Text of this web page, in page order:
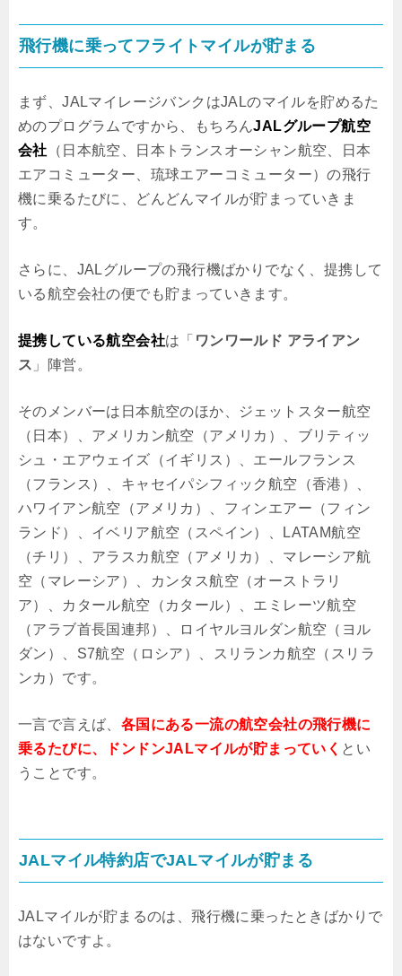
飛行機に乗ってフライトマイルが貯まる
まず、JALマイレージバンクはJALのマイルを貯めるた
めのプログラムですから、もちろんJALグループ航空
会社 （日本航空、日本トランスオーシャン航空、日本
エアコミューター、琉球エアーコミューター）の飛行
機に乗るたびに、どんどんマイルが貯まっていきま
す。
さらに、JALグループの飛行機ばかりでなく、提携して
いる航空会社の便でも貯まっていきます。
提携している航空会社は「 ワンワールド アライアン
ス 」陣営。
そのメンバーは日本航空のほか、ジェットスター航空
（日本）、アメリカン航空（アメリカ）、ブリティッ
シュ・エアウェイズ（イギリス）、エールフランス
（フランス）、キャセイパシフィック航空（香港）、
ハワイアン航空（アメリカ）、フィンエアー（フィン
ランド）、イベリア航空（スペイン）、LATAM航空
（チリ）、アラスカ航空（アメリカ）、マレーシア航
空（マレーシア）、カンタス航空（オーストラリ
ア）、カタール航空（カタール）、エミレーツ航空
（アラブ首長国連邦）、ロイヤルヨルダン航空（ヨル
ダン）、S7航空（ロシア）、スリランカ航空（スリラ
ンカ）です。
一言で言えば、 各国にある一流の航空会社の飛行機に
乗るたびに、ドンドンJALマイルが貯まっていく とい
うことです。
JALマイル特約店でJALマイルが貯まる
JALマイルが貯まるのは、飛行機に乗ったときばかりで
はないですよ。